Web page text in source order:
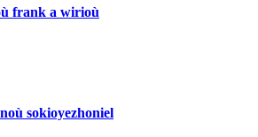
frank a wirioù
sokioyezhoniel